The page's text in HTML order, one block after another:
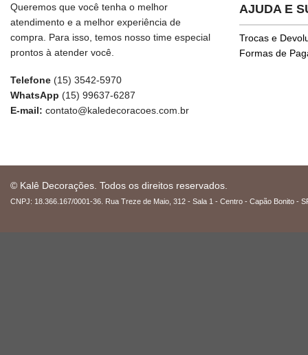
Queremos que você tenha o melhor
atendimento e a melhor experiência de
compra. Para isso, temos nosso time especial
prontos à atender você.
Telefone (15) 3542-5970
WhatsApp (15) 99637-6287
E-mail: contato@kaledecoracoes.com.br
AJUDA E
Trocas e
Formas de
© Kalê Decorações. Todos os direitos reservados.
CNPJ: 18.366.167/0001-36. Rua Treze de Maio, 312 - Sala 1 - Centro - Capão Bonito -